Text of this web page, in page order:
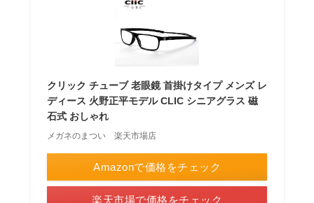
クリック チューブ 老眼鏡 首掛けタイプ メンズ レ
ディース 火野正平モデル CLIC シニアグラス 磁
石式 おしゃれ
メガネのまつい 楽天市場店
Amazonで価格をチェック
楽天市場で価格をチェック